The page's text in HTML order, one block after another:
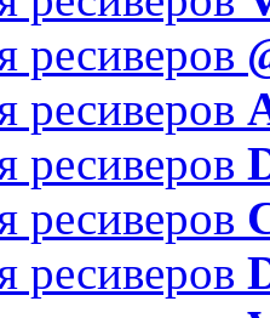
ресиверов
ресиверов
ресиверов
ресиверов
ресиверов